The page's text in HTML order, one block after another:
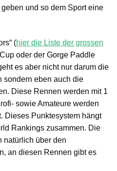
und so dem Sport eine
(hier die Liste der grossen
oder der Gorge Paddle
es aber nicht nur darum die
sondern eben auch die
Diese Rennen werden mit 1
sowie Amateure werden
Dieses Punktesystem hängt
Rankings zusammen. Die
natürlich über den
an diesen Rennen gibt es